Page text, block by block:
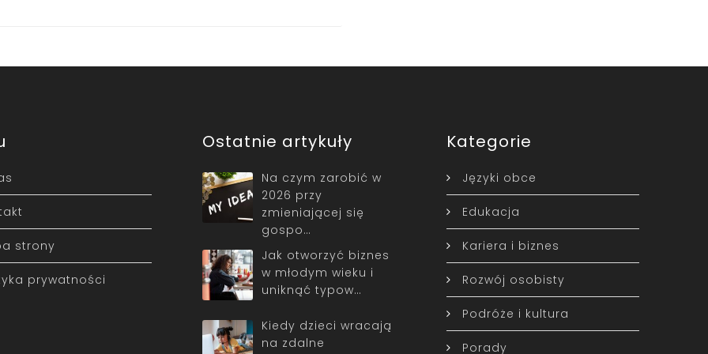
strony
prywatności
Ostatnie artykuły
Na czym zarobić w
2026 przy
zmieniającej się
gospo…
Jak otworzyć biznes
w młodym wieku i
uniknąć typow…
Kiedy dzieci wracają
na zdalne
Kategorie
Języki obce
Edukacja
Kariera i biznes
Rozwój osobisty
Podróże i kultura
Porady